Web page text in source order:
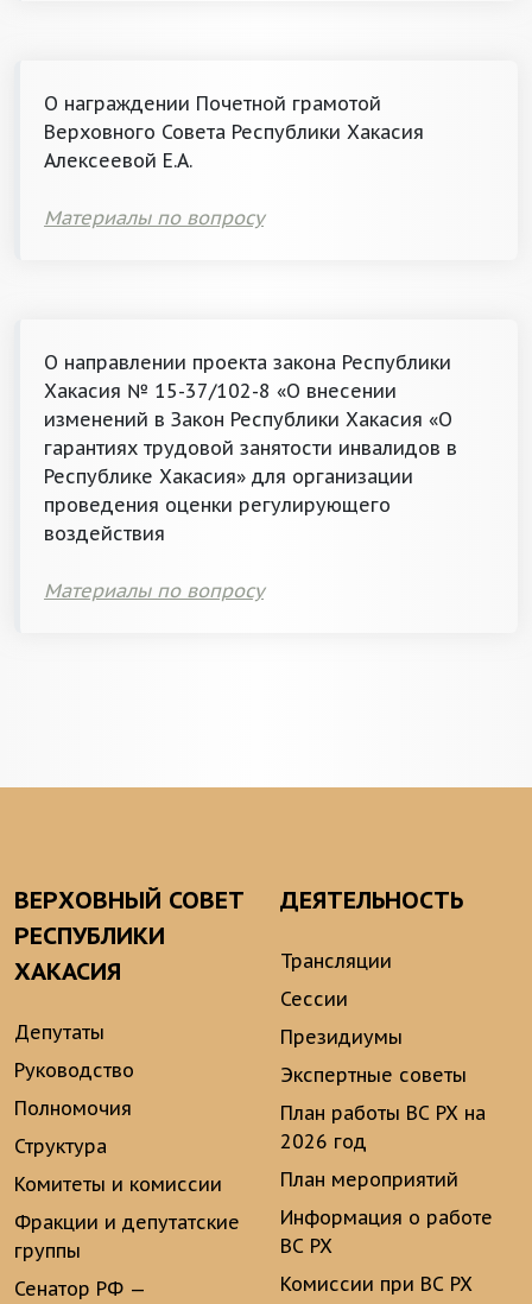
О награждении Почетной грамотой
Верховного Совета Республики Хакасия
Алексеевой Е.А.
Материалы по вопросу
О направлении проекта закона Республики
Хакасия № 15-37/102-8 «О внесении
изменений в Закон Республики Хакасия «О
гарантиях трудовой занятости инвалидов в
Республике Хакасия» для организации
проведения оценки регулирующего
воздействия
Материалы по вопросу
ВЕРХОВНЫЙ СОВЕТ
РЕСПУБЛИКИ
ХАКАСИЯ
Депутаты
Руководство
Полномочия
Структура
Комитеты и комиссии
Фракции и депутатские
группы
Сенатор РФ —
ДЕЯТЕЛЬНОСТЬ
Трансляции
Сессии
Президиумы
Экспертные советы
План работы ВС РХ на
2026 год
План мероприятий
Информация о работе
ВС РХ
Комиссии при ВС РХ